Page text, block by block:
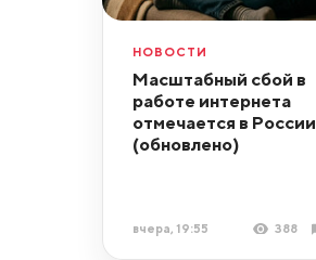
НОВОСТИ
Масштабный сбой в
работе интернета
отмечается в России
(обновлено)
вчера, 19:55 388